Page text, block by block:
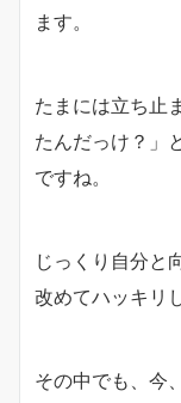
ます。
たまには立ち止
たんだっけ？」
ですね。
じっくり自分と
改めてハッキリ
その中でも、今